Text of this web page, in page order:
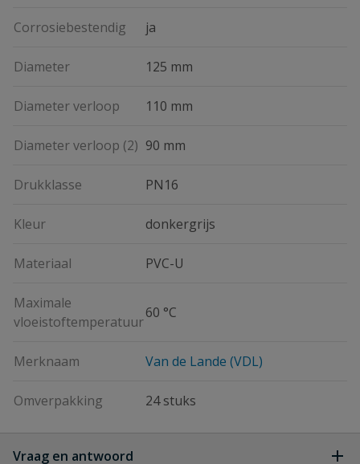
Corrosiebestendig ja
Diameter 125 mm
Diameter verloop 110 mm
Diameter verloop (2) 90 mm
Drukklasse PN16
Kleur donkergrijs
Materiaal PVC-U
Maximale
vloeistoftemperatuur
60 °C
Merknaam Van de Lande (VDL)
Omverpakking 24 stuks
Vraag en antwoord